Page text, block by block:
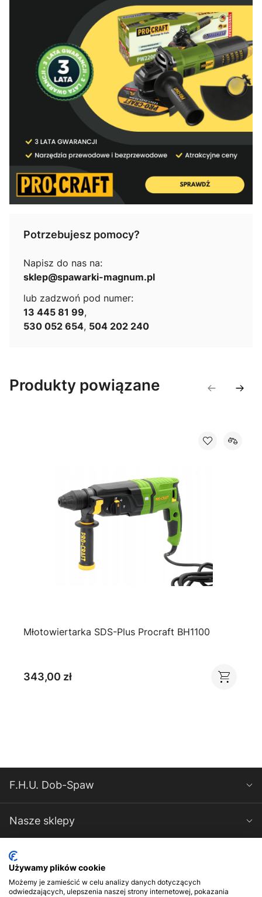
Potrzebujesz pomocy?
Napisz do nas na:
sklep@spawarki-magnum.pl
lub zadzwoń pod numer:
13 445 81 99,
530 052 654, 504 202 240
Produkty powiązane
Młotowiertarka SDS-Plus Procraft BH1100
343,00 zł
F.H.U. Dob-Spaw
Nasze sklepy
Spawarki-Magnum
Kontakt
Używamy plików cookie
Możemy je zamieścić w celu analizy danych dotyczących
odwiedzających, ulepszenia naszej strony internetowej, pokazania